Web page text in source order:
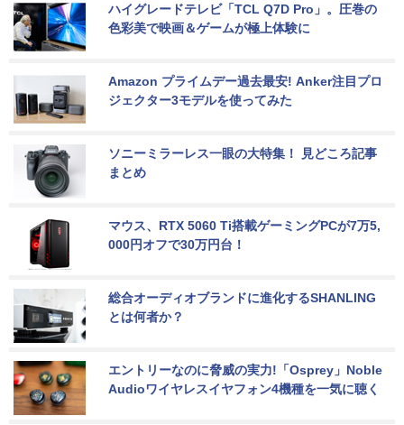
ハイグレードテレビ「TCL Q7D Pro」。圧巻の
色彩美で映画＆ゲームが極上体験に
Amazon プライムデー過去最安! Anker注目プロ
ジェクター3モデルを使ってみた
ソニーミラーレス一眼の大特集！ 見どころ記事
まとめ
マウス、RTX 5060 Ti搭載ゲーミングPCが7万5,
000円オフで30万円台！
総合オーディオブランドに進化するSHANLING
とは何者か？
エントリーなのに脅威の実力!「Osprey」Noble
Audioワイヤレスイヤフォン4機種を一気に聴く